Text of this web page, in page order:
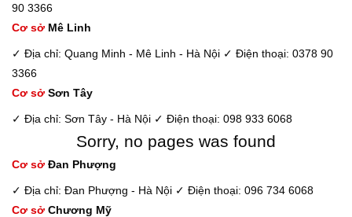
90 3366
Cơ sở Mê Linh
✓ Địa chỉ: Quang Minh - Mê Linh - Hà Nội ✓ Điện thoại: 0378 90
3366
Cơ sở Sơn Tây
✓ Địa chỉ: Sơn Tây - Hà Nội ✓ Điện thoại: 098 933 6068
Sorry, no pages was found
Cơ sở Đan Phượng
✓ Địa chỉ: Đan Phượng - Hà Nội ✓ Điện thoại: 096 734 6068
Cơ sở Chương Mỹ